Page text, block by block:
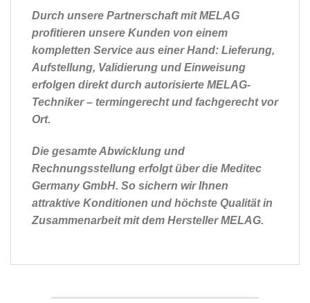
Durch unsere Partnerschaft mit MELAG
profitieren unsere Kunden von einem
kompletten Service aus einer Hand: Lieferung,
Aufstellung, Validierung und Einweisung
erfolgen direkt durch autorisierte MELAG-
Techniker – termingerecht und fachgerecht vor
Ort.
Die gesamte Abwicklung und
Rechnungsstellung erfolgt über die Meditec
Germany GmbH. So sichern wir Ihnen
attraktive Konditionen und höchste Qualität in
Zusammenarbeit mit dem Hersteller MELAG.